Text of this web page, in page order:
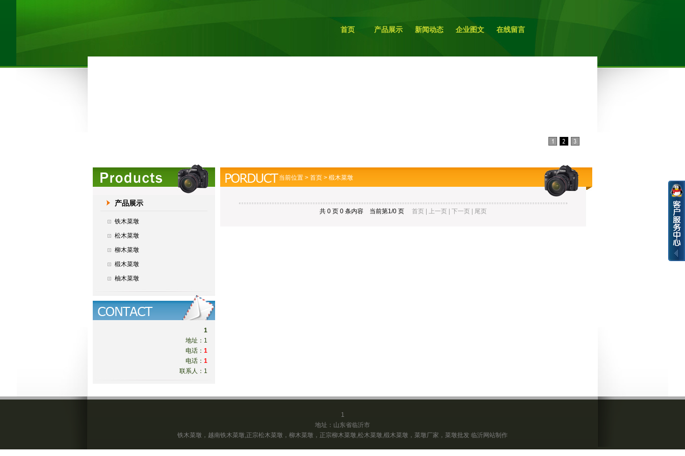
首页 产品展示 新闻动态 企业图文 在线留言
产品展示
铁木菜墩
松木菜墩
柳木菜墩
椴木菜墩
柚木菜墩
1
地址：1
电话： 1
电话： 1
联系人：1
当前位置 > 首页 > 椴木菜墩
共 0 页 0 条内容 当前第1/0 页 首页 | 上一页 | 下一页 | 尾页
1
地址：山东省临沂市
铁木菜墩，越南铁木菜墩,正宗松木菜墩，柳木菜墩，正宗柳木菜墩,松木菜墩,椴木菜墩，菜墩厂家，菜墩批发 临沂网站制作